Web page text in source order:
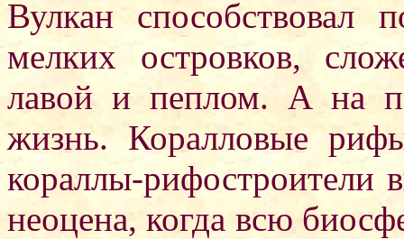
Вулкан способствовал
мелких островков,
лавой и пеплом. А на
жизнь. Коралловые
кораллы-рифостроители
неоцена, когда всю